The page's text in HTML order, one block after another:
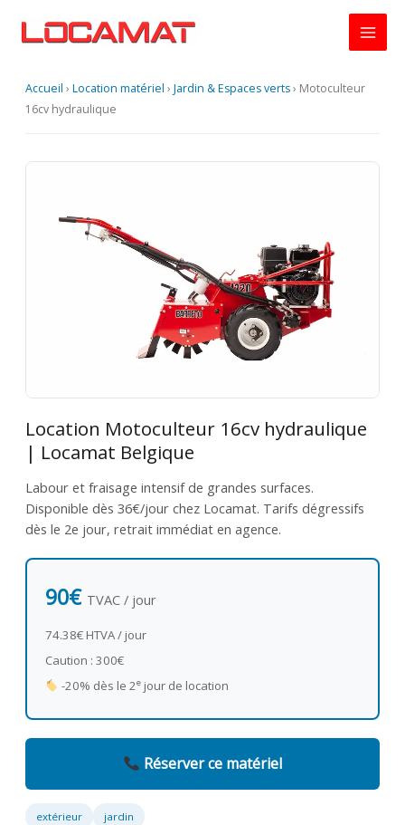
Accueil › Location matériel › Jardin & Espaces verts› Motoculteur
16cv hydraulique
Location Motoculteur 16cv hydraulique
| Locamat Belgique
Labour et fraisage intensif de grandes surfaces.
Disponible dès 36€/jour chez Locamat. Tarifs dégressifs
dès le 2e jour, retrait immédiat en agence.
90€ TVAC / jour
74.38€ HTVA / jour
Caution : 300€
-20% dès le 2ejour de location
Réserver ce matériel
extérieur jardin